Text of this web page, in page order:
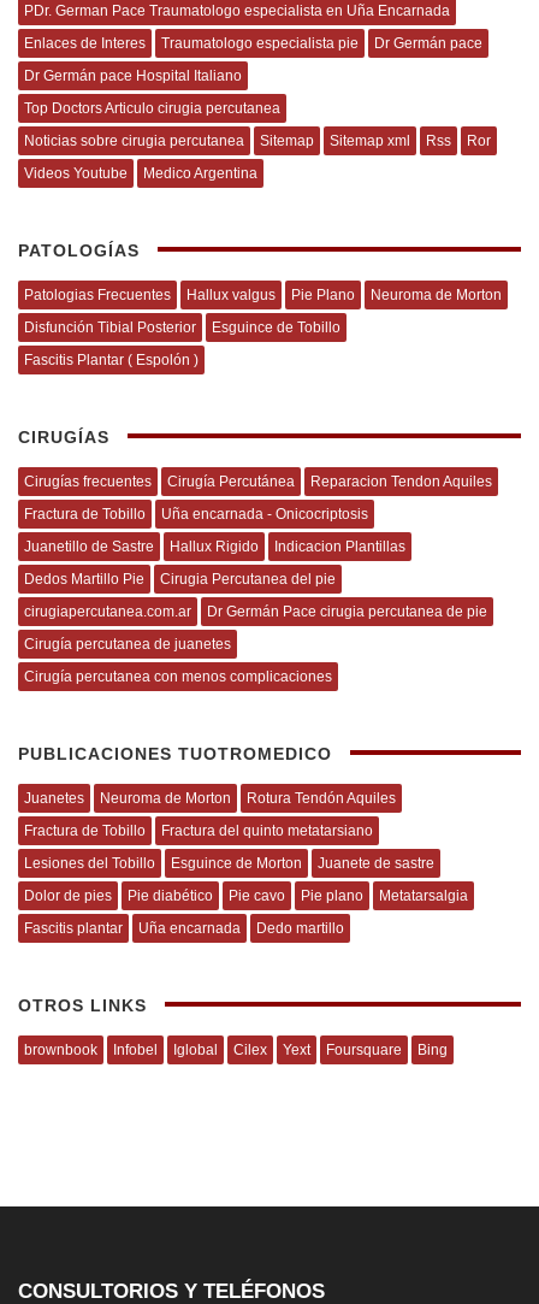
PDr. German Pace Traumatologo especialista en Uña Encarnada
Enlaces de Interes
Traumatologo especialista pie
Dr Germán pace
Dr Germán pace Hospital Italiano
Top Doctors Articulo cirugia percutanea
Noticias sobre cirugia percutanea
Sitemap Sitemap xml Rss
Ror
Videos Youtube
Medico Argentina
PATOLOGÍAS
Patologias Frecuentes Hallux valgus Pie Plano
Neuroma de Morton
Disfunción Tibial Posterior
Esguince de Tobillo
Fascitis Plantar ( Espolón )
CIRUGÍAS
Cirugías frecuentes Cirugía Percutánea
Reparacion Tendon Aquiles
Fractura de Tobillo
Uña encarnada - Onicocriptosis
Juanetillo de Sastre
Hallux Rigido
Indicacion Plantillas
Dedos Martillo Pie
Cirugia Percutanea del pie
cirugiapercutanea.com.ar
Dr Germán Pace cirugia percutanea de pie
Cirugía percutanea de juanetes
Cirugía percutanea con menos complicaciones
PUBLICACIONES TUOTROMEDICO
Juanetes Neuroma de Morton
Rotura Tendón Aquiles
Fractura de Tobillo
Fractura del quinto metatarsiano
Lesiones del Tobillo
Esguince de Morton
Juanete de sastre
Dolor de pies
Pie diabético Pie cavo Pie plano
Metatarsalgia
Fascitis plantar
Uña encarnada Dedo martillo
OTROS LINKS
brownbook Infobel Iglobal Cilex Yext Foursquare Bing
CONSULTORIOS Y TELÉFONOS